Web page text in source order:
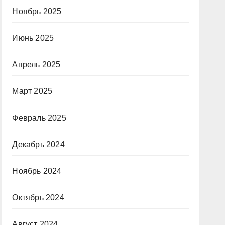
Ноябрь 2025
Июнь 2025
Апрель 2025
Март 2025
Февраль 2025
Декабрь 2024
Ноябрь 2024
Октябрь 2024